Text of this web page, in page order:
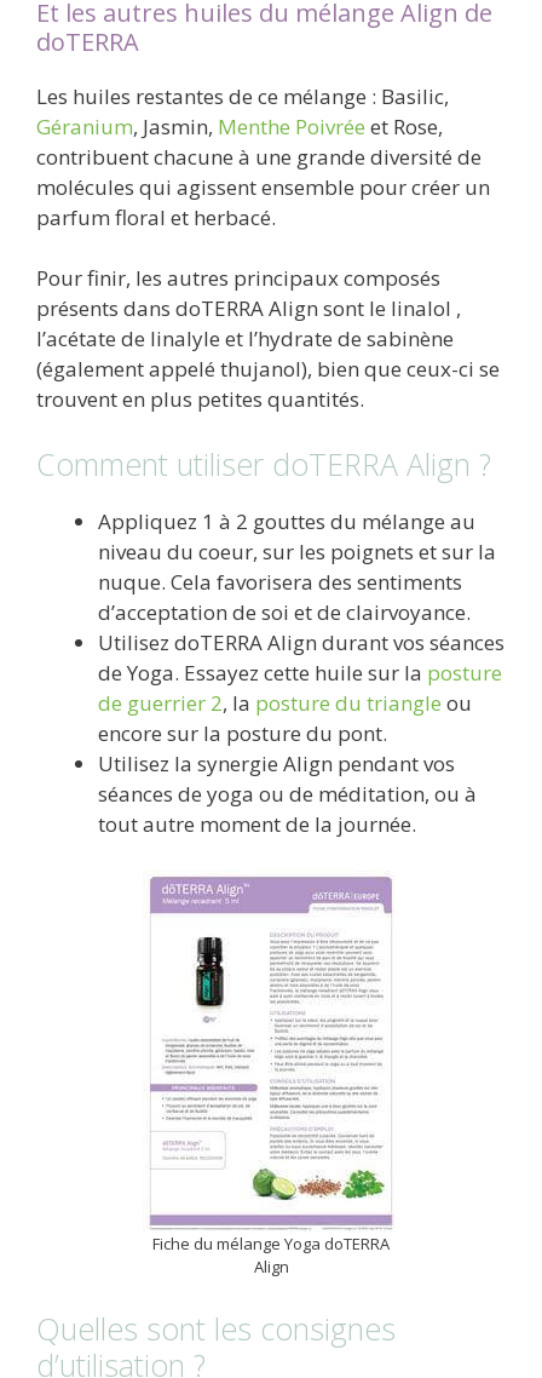
Et les autres huiles du mélange Align de
doTERRA
Les huiles restantes de ce mélange : Basilic,
Géranium, Jasmin, Menthe Poivrée et Rose,
contribuent chacune à une grande diversité de
molécules qui agissent ensemble pour créer un
parfum floral et herbacé.
Pour finir, les autres principaux composés
présents dans doTERRA Align sont le linalol ,
l’acétate de linalyle et l’hydrate de sabinène
(également appelé thujanol), bien que ceux-ci se
trouvent en plus petites quantités.
Comment utiliser doTERRA Align ?
Appliquez 1 à 2 gouttes du mélange au
niveau du coeur, sur les poignets et sur la
nuque. Cela favorisera des sentiments
d’acceptation de soi et de clairvoyance.
Utilisez doTERRA Align durant vos séances
de Yoga. Essayez cette huile sur la posture
de guerrier 2, la posture du triangle ou
encore sur la posture du pont.
Utilisez la synergie Align pendant vos
séances de yoga ou de méditation, ou à
tout autre moment de la journée.
Fiche du mélange Yoga doTERRA
Align
Quelles sont les consignes
d’utilisation ?